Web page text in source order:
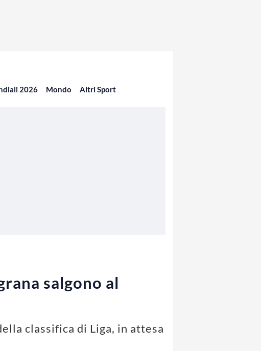
2026 Mondo Altri Sport
salgono al
classifica di Liga, in attesa